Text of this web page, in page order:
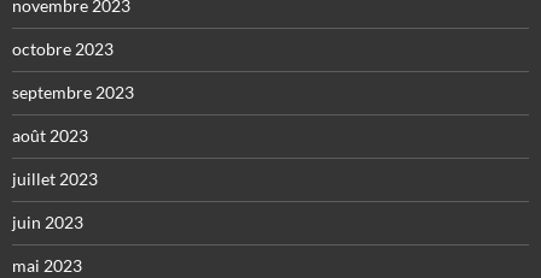
novembre 2023
octobre 2023
septembre 2023
août 2023
juillet 2023
juin 2023
mai 2023